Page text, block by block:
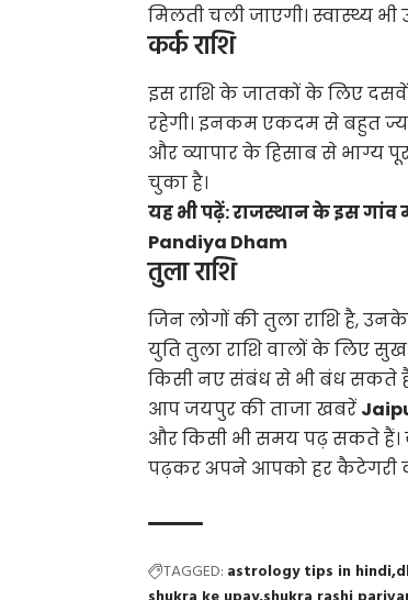
मिलती चली जाएगी। स्वास्थ्य भी
कर्क राशि
इस राशि के जातकों के लिए
रहेगी। इनकम एकदम से बहुत
और व्यापार के हिसाब से भाग्य
चुका है।
यह भी पढ़ें:राजस्थान के इस गांव
Pandiya Dham
तुला राशि
जिन लोगों की तुला राशि है,
युति तुला राशि वालों के लिए
किसी नए संबंध से भी बंध सकते
आप जयपुर की ताजा खबरें
और किसी भी समय पढ़ सकते हैं।
पढ़कर अपने आपको हर कैटेगरी
TAGGED: astrology tips in hindi